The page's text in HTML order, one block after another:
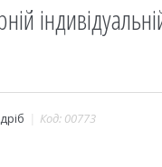
Код: 00773